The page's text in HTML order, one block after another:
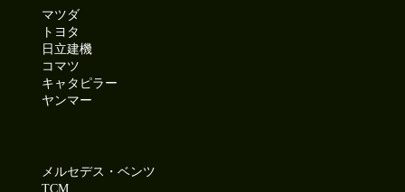
マツダ
トヨタ
日立建機
コマツ
キャタピラー
ヤンマー
メルセデス・ベンツ
TCM